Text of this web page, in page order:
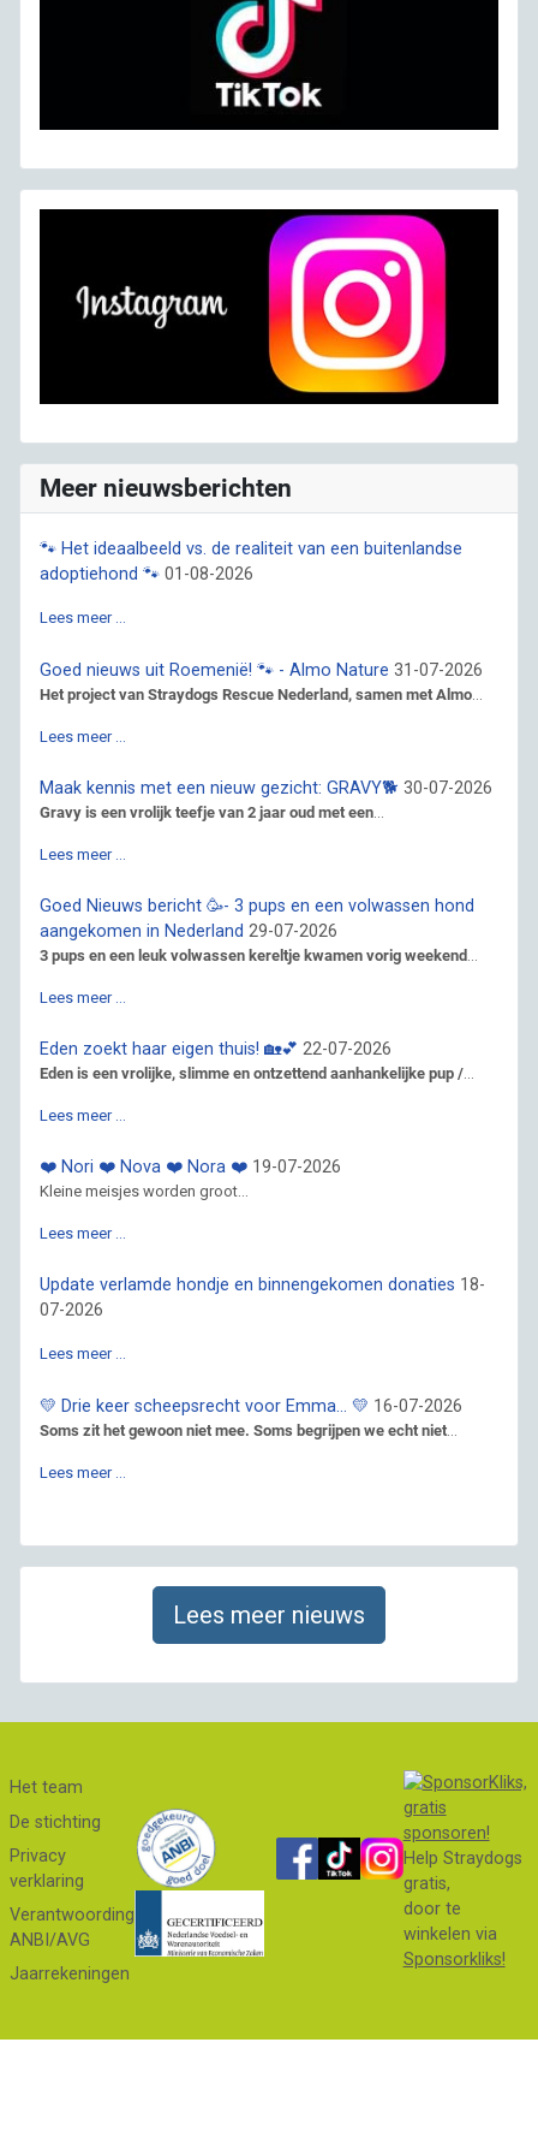
Meer nieuwsberichten
🐾 Het ideaalbeeld vs. de realiteit van een buitenlandse
adoptiehond 🐾 01-08-2026
Lees meer …
Goed nieuws uit Roemenië! 🐾 - Almo Nature 31-07-2026
Het project van Straydogs Rescue Nederland, samen met Almo
Lees meer …
Maak kennis met een nieuw gezicht: GRAVY🐕 30-07-2026
Gravy is een vrolijk teefje van 2 jaar oud met een
Lees meer …
Goed Nieuws bericht 🥳- 3 pups en een volwassen hond
aangekomen in Nederland 29-07-2026
3 pups en een leuk volwassen kereltje kwamen vorig weekend
Lees meer …
Eden zoekt haar eigen thuis! 🏡💕 22-07-2026
Eden is een vrolijke, slimme en ontzettend aanhankelijke pup /...
Lees meer …
❤️ Nori ❤️ Nova ❤️ Nora ❤️ 19-07-2026
Kleine meisjes worden groot...
Lees meer …
Update verlamde hondje en binnengekomen donaties 18-
07-2026
Lees meer …
💛 Drie keer scheepsrecht voor Emma… 💛 16-07-2026
Soms zit het gewoon niet mee. Soms begrijpen we echt niet
Lees meer …
Lees meer nieuws
Het team
De stichting
Privacy
verklaring
Verantwoording
ANBI/AVG
Jaarrekeningen
Help Straydogs
gratis,
door te
winkelen via
Sponsorkliks!